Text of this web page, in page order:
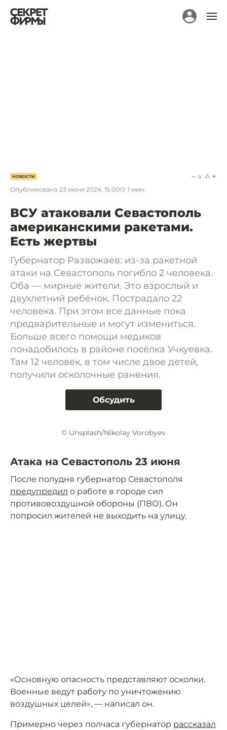
НОВОСТИ
Опубликовано 23 июня 2024, 15:00 1 мин.
a A
ВСУ атаковали Севастополь
американскими ракетами.
Есть жертвы
Губернатор Развожаев: из-за ракетной
атаки на Севастополь погибло 2 человека.
Оба — мирные жители. Это взрослый и
двухлетний ребёнок. Пострадало 22
человека. При этом все данные пока
предварительные и могут измениться.
Больше всего помощи медиков
понадобилось в районе посёлка Учкуевка.
Там 12 человек, в том числе двое детей,
получили осколочные ранения.
Обсудить
© Unsplash/Nikolay Vorobyev
Атака на Севастополь 23 июня
После полудня губернатор Севастополя
предупредил о работе в городе сил
противовоздушной обороны (ПВО). Он
попросил жителей не выходить на улицу.
«Основную опасность представляют осколки.
Военные ведут работу по уничтожению
воздушных целей», — написал он.
Примерно через полчаса губернатор рассказал